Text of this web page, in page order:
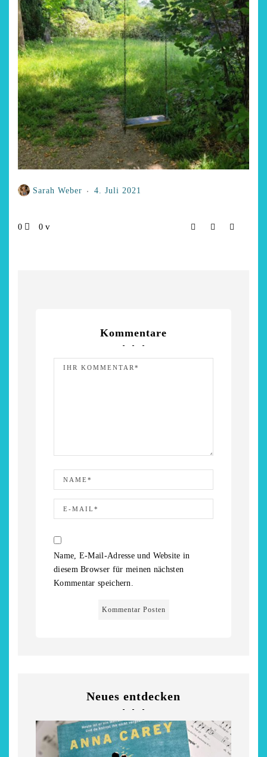
Hofcafés am
Niederrhein
2. Mai 2026
Neues entdecken
Sarah Weber 4. Juli 2021
0 0
Kommentare
Name, E-Mail-Adresse und Website in
diesem Browser für meinen nächsten
Kommentar speichern.